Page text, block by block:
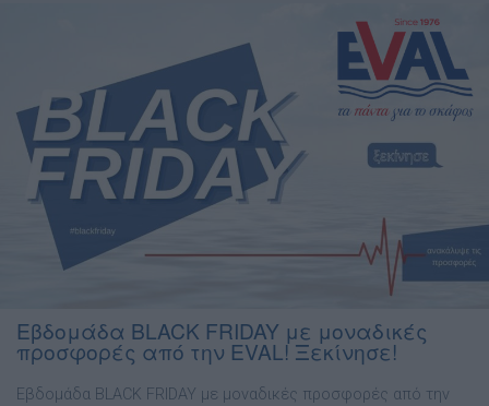
Εβδομάδα BLACK FRIDAY με μοναδικές
προσφορές από την EVAL! Ξεκίνησε!
Εβδοµάδα BLACK FRIDAY µε µοναδικές προσφορές από την